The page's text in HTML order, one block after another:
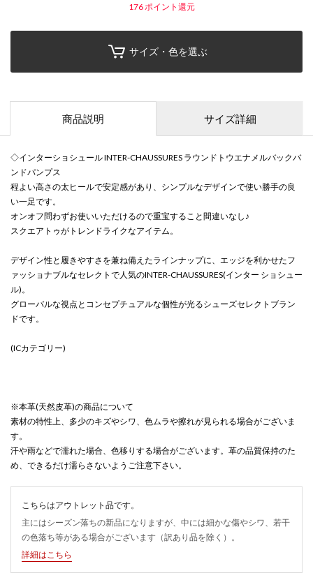
176 ポイント還元
サイズ・色を選ぶ
商品説明 サイズ詳細
◇インターショシュール INTER-CHAUSSURES ラウンドトウエナメルバックバ
ンドパンプス
程よい高さの太ヒールで安定感があり、シンプルなデザインで使い勝手の良
い一足です。
オンオフ問わずお使いいただけるので重宝すること間違いなし♪
スクエアトゥがトレンドライクなアイテム。
デザイン性と履きやすさを兼ね備えたラインナップに、エッジを利かせたフ
ァッショナブルなセレクトで人気のINTER-CHAUSSURES(インター ショシュー
ル)。
グローバルな視点とコンセプチュアルな個性が光るシューズセレクトブラン
ドです。
(ICカテゴリー)
※本革(天然皮革)の商品について
素材の特性上、多少のキズやシワ、色ムラや擦れが見られる場合がございま
す。
汗や雨などで濡れた場合、色移りする場合がございます。革の品質保持のた
め、できるだけ濡らさないようご注意下さい。
こちらはアウトレット品です。
主にはシーズン落ちの新品になりますが、中には細かな傷やシワ、若干
の色落ち等がある場合がございます（訳あり品を除く）。
詳細はこちら